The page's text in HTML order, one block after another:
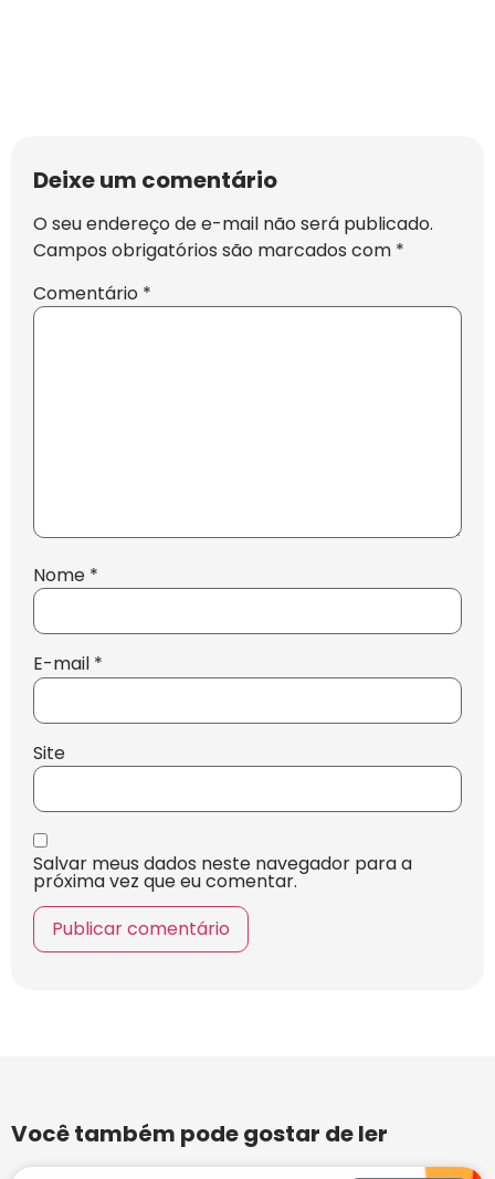
Deixe um comentário
O seu endereço de e-mail não será publicado.
Campos obrigatórios são marcados com *
Comentário *
Nome *
E-mail *
Site
Salvar meus dados neste navegador para a
próxima vez que eu comentar.
Você também pode gostar de ler